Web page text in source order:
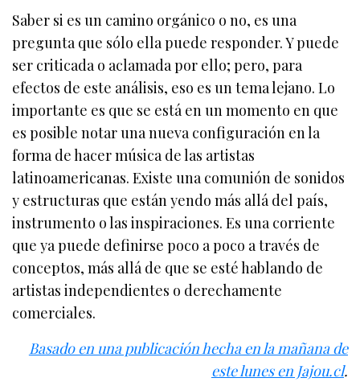
Saber si es un camino orgánico o no, es una
pregunta que sólo ella puede responder. Y puede
ser criticada o aclamada por ello; pero, para
efectos de este análisis, eso es un tema lejano. Lo
importante es que se está en un momento en que
es posible notar una nueva configuración en la
forma de hacer música de las artistas
latinoamericanas. Existe una comunión de sonidos
y estructuras que están yendo más allá del país,
instrumento o las inspiraciones. Es una corriente
que ya puede definirse poco a poco a través de
conceptos, más allá de que se esté hablando de
artistas independientes o derechamente
comerciales.
Basado en una publicación hecha en la mañana de
este lunes en Jajou.cl.